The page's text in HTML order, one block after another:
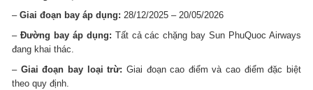
–Giai đoạn bay áp dụng: 28/12/2025 – 20/05/2026
–Đường bay áp dụng: Tất cả các chặng bay Sun PhuQuoc Airways
đang khai thác.
– Giai đoạn bay loại trừ: Giai đoạn cao điểm và cao điểm đặc biệt
theo quy định.